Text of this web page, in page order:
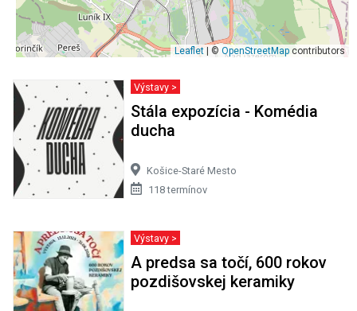
Leaflet | © OpenStreetMap contributors
Výstavy >
Stála expozícia - Komédia
ducha
Košice-Staré Mesto
118 termínov
Výstavy >
A predsa sa točí, 600 rokov
pozdišovskej keramiky